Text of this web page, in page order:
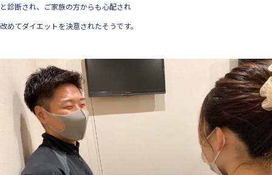
と診断され、ご家族の方からも心配され
改めてダイエットを決意されたそうです。